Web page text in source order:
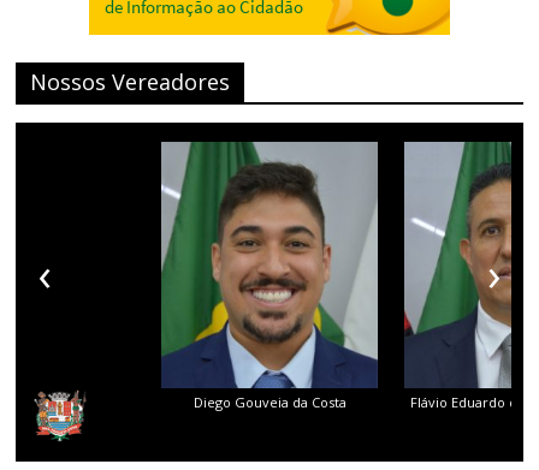
Nossos Vereadores
Diego Gouveia da Costa Flávio Eduardo dos
‹ ›